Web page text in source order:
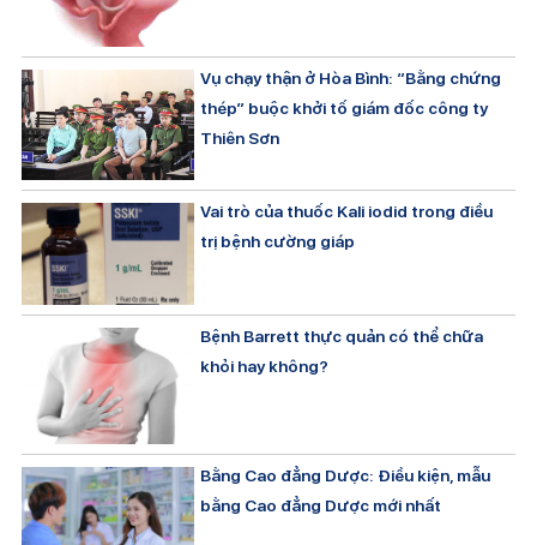
Vụ chạy thận ở Hòa Bình: “Bằng chứng
thép” buộc khởi tố giám đốc công ty
Thiên Sơn
Vai trò của thuốc Kali iodid trong điều
trị bệnh cường giáp
Bệnh Barrett thực quản có thể chữa
khỏi hay không?
Bằng Cao đẳng Dược: Điều kiện, mẫu
bằng Cao đẳng Dược mới nhất